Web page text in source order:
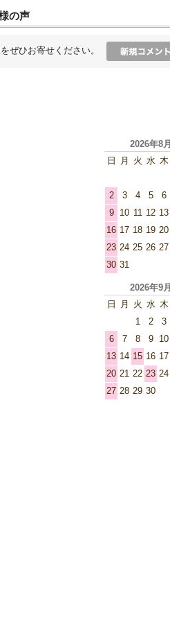
の声
ぜひお寄せください。
2026年8月
日
月 火 水 木
2
3 4 5 6
9
10 11 12 13
16 17 18 19 20
23 24 25 26 27
30 31
2026年9月
日
月 火 水 木
1
2 3
6
7 8 9 10
13 14 15 16 17
20 21 22 23 24
27 28 29 30